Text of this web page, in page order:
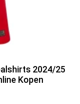
2024/25
Kopen